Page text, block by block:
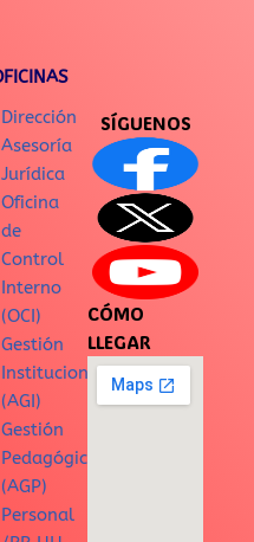
Dirección
Asesoría
Jurídica
Oficina
de
Control
Interno
(OCI)
Gestión
Institucional
(AGI)
Gestión
Pedagógica
(AGP)
Personal
SÍGUENOS
CÓMO
LLEGAR